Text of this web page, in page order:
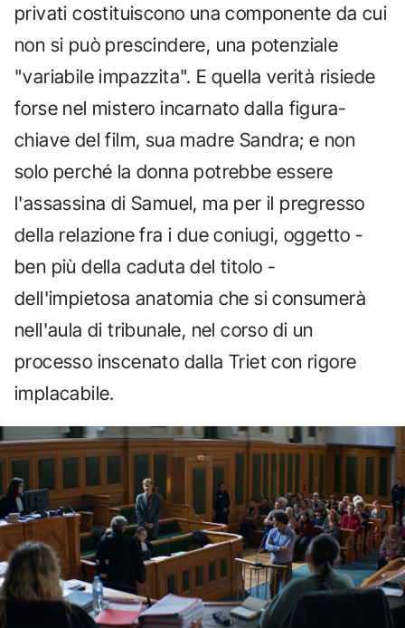
privati costituiscono una componente da cui
non si può prescindere, una potenziale
"variabile impazzita". E quella verità risiede
forse nel mistero incarnato dalla figura-
chiave del film, sua madre Sandra; e non
solo perché la donna potrebbe essere
l'assassina di Samuel, ma per il pregresso
della relazione fra i due coniugi, oggetto -
ben più della caduta del titolo -
dell'impietosa anatomia che si consumerà
nell'aula di tribunale, nel corso di un
processo inscenato dalla Triet con rigore
implacabile.